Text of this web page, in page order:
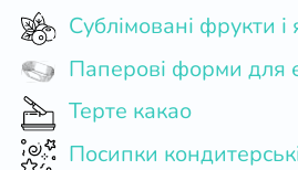
Сублімовані фрукти і
Паперові форми для
Терте какао
Посипки